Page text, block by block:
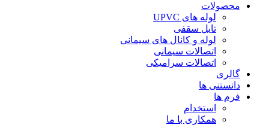
محصولات
لوله های UPVC
تایل سقفی
لوله و کانال های سیمانی
اتصالات سیمانی
اتصالات سرامیکی
گالری
دانستنی ها
فرم ها
استخدام
همکاری با ما